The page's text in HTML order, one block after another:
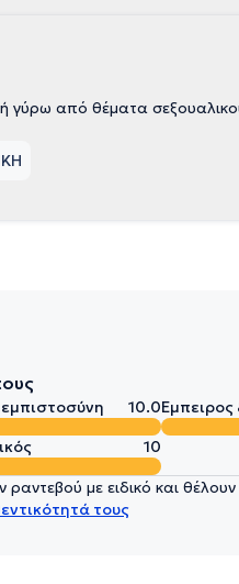
γύρω από θέματα
10.0
10
με ειδικό και
τους